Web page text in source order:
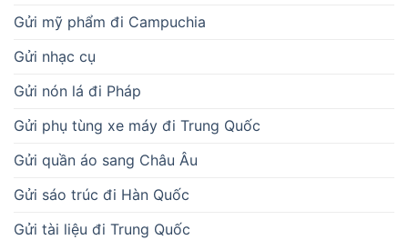
Gửi mỹ phẩm đi Campuchia
Gửi nhạc cụ
Gửi nón lá đi Pháp
Gửi phụ tùng xe máy đi Trung Quốc
Gửi quần áo sang Châu Âu
Gửi sáo trúc đi Hàn Quốc
Gửi tài liệu đi Trung Quốc